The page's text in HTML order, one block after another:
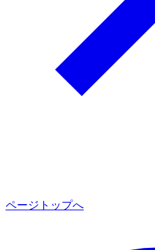
ページトップへ